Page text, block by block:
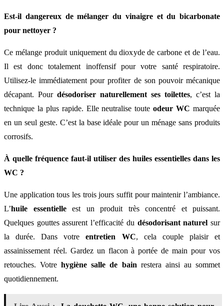
Est-il dangereux de mélanger du vinaigre et du bicarbonate
pour nettoyer ?
Ce mélange produit uniquement du dioxyde de carbone et de l’eau.
Il est donc totalement inoffensif pour votre santé respiratoire.
Utilisez-le immédiatement pour profiter de son pouvoir mécanique
décapant. Pour désodoriser naturellement ses toilettes, c’est la
technique la plus rapide. Elle neutralise touteodeur WC marquée
en un seul geste. C’est la base idéale pour un ménage sans produits
corrosifs.
À quelle fréquence faut-il utiliser des huiles essentielles dans les
WC ?
Une application tous les trois jours suffit pour maintenir l’ambiance.
L’huile essentielleest un produit très concentré et puissant.
Quelques gouttes assurent l’efficacité du désodorisant naturel sur
la durée. Dans votreentretien WC, cela couple plaisir et
assainissement réel. Gardez un flacon à portée de main pour vos
retouches. Votrehygiène salle de bain restera ainsi au sommet
quotidiennement.